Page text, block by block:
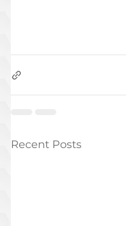
Recent Posts